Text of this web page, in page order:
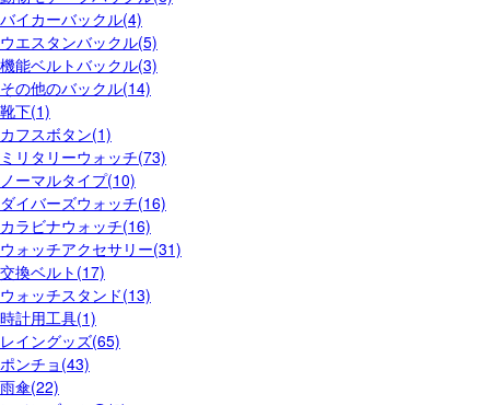
バイカーバックル(4)
ウエスタンバックル(5)
機能ベルトバックル(3)
その他のバックル(14)
靴下(1)
カフスボタン(1)
ミリタリーウォッチ(73)
ノーマルタイプ(10)
ダイバーズウォッチ(16)
カラビナウォッチ(16)
ウォッチアクセサリー(31)
交換ベルト(17)
ウォッチスタンド(13)
時計用工具(1)
レイングッズ(65)
ポンチョ(43)
雨傘(22)